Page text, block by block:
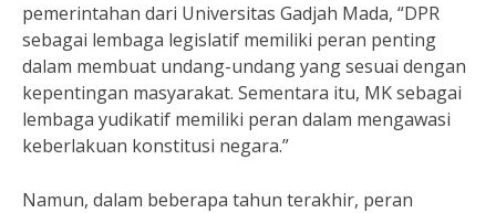
pemerintahan dari Universitas Gadjah Mada, “DPR
sebagai lembaga legislatif memiliki peran penting
dalam membuat undang-undang yang sesuai dengan
kepentingan masyarakat. Sementara itu, MK sebagai
lembaga yudikatif memiliki peran dalam mengawasi
keberlakuan konstitusi negara.”
Namun, dalam beberapa tahun terakhir, peran